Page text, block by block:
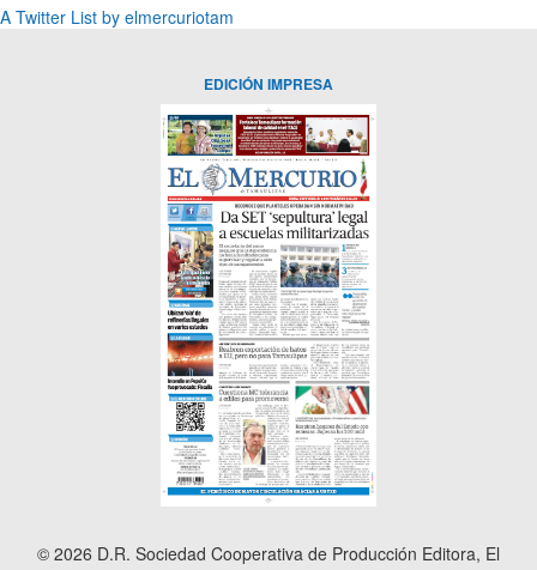
A Twitter List by elmercuriotam
EDICIÓN IMPRESA
© 2026 D.R. Sociedad Cooperativa de Producción Editora, El